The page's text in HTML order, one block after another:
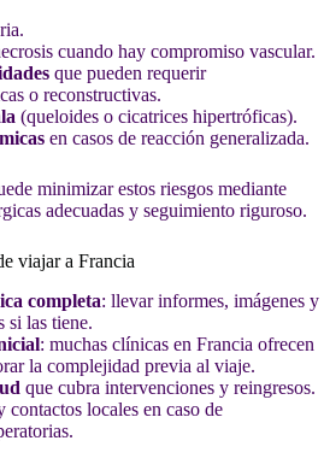
cuando hay compromiso vascular.
que pueden requerir
o reconstructivas.
(queloides o cicatrices hipertróficas).
en casos de reacción generalizada.
minimizar estos riesgos mediante
adecuadas y seguimiento riguroso.
viajar a Francia
completa: llevar informes, imágenes y
si las tiene.
: muchas clínicas en Francia ofrecen
la complejidad previa al viaje.
que cubra intervenciones y reingresos.
contactos locales en caso de